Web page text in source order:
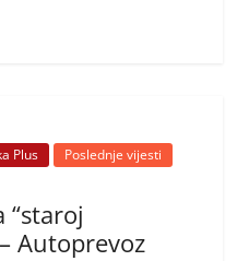
Plus
Poslednje vijesti
Autoprevoz